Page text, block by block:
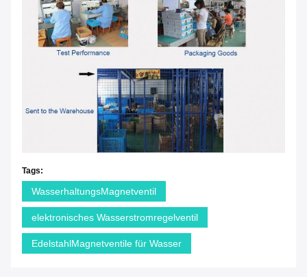
Tags:
WasserhaltungsMagnetventil
elektronisches Wasserstromregelventil
EdelstahlMagnetventile für Wasser